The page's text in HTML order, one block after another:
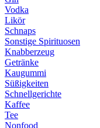
Vodka
Likör
Schnaps
Sonstige Spirituosen
Knabberzeug
Getränke
Kaugummi
Süßigkeiten
Schnellgerichte
Kaffee
Tee
Nonfood